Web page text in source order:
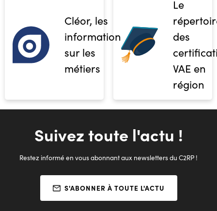
Cléor, les
informations
sur les
métiers
Le
des
VAE en
région
Suivez toute l'actu !
Restez informé en vous abonnant aux newsletters du C2RP !
S'ABONNER À TOUTE L'ACTU